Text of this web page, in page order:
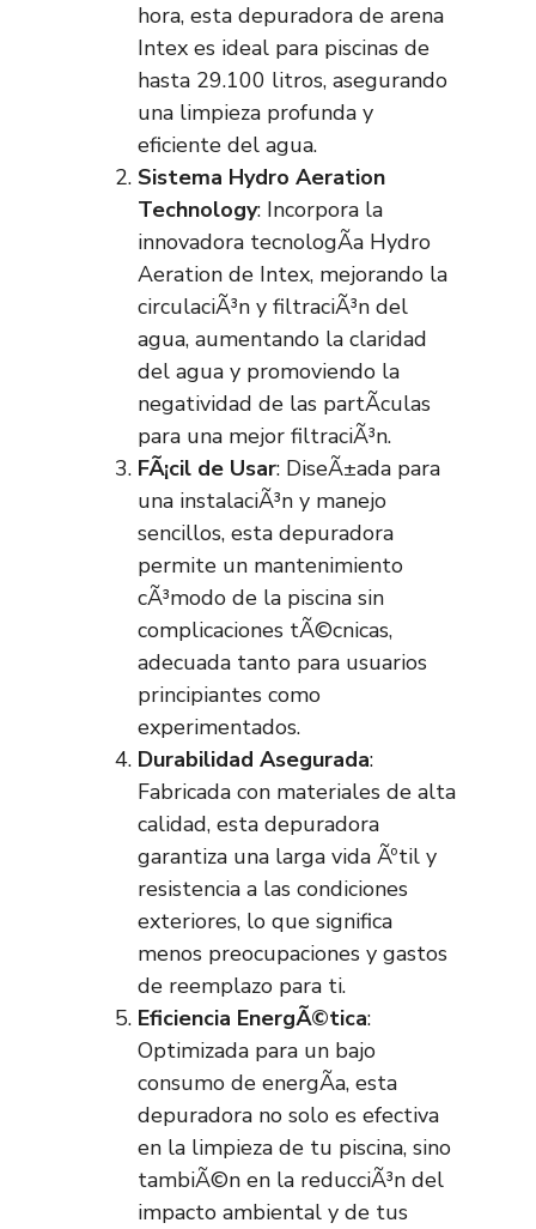
hora, esta depuradora de arena
Intex es ideal para piscinas de
hasta 29.100 litros, asegurando
una limpieza profunda y
eficiente del agua.
Sistema Hydro Aeration
Technology: Incorpora la
innovadora tecnologÃ­a Hydro
Aeration de Intex, mejorando la
circulaciÃ³n y filtraciÃ³n del
agua, aumentando la claridad
del agua y promoviendo la
negatividad de las partÃ­culas
para una mejor filtraciÃ³n.
FÃ¡cil de Usar: DiseÃ±ada para
una instalaciÃ³n y manejo
sencillos, esta depuradora
permite un mantenimiento
cÃ³modo de la piscina sin
complicaciones tÃ©cnicas,
adecuada tanto para usuarios
principiantes como
experimentados.
Durabilidad Asegurada:
Fabricada con materiales de alta
calidad, esta depuradora
garantiza una larga vida Ãºtil y
resistencia a las condiciones
exteriores, lo que significa
menos preocupaciones y gastos
de reemplazo para ti.
Eficiencia EnergÃ©tica:
Optimizada para un bajo
consumo de energÃ­a, esta
depuradora no solo es efectiva
en la limpieza de tu piscina, sino
tambiÃ©n en la reducciÃ³n del
impacto ambiental y de tus